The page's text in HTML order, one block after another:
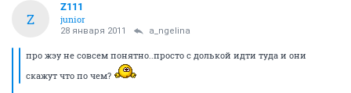
Z
Z111
junior
28 января 2011 a_ngelina
про жэу не совсем понятно..просто с долькой идти туда и они
скажут что по чем?